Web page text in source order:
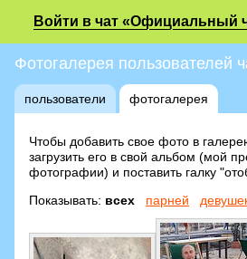
Войти в чат «Официальный
Фотогалерея пользователей
пользователи фотогалерея
Чтобы добавить свое фото в
загрузить его в свой альбом (мой
фотографии) и поставить галку
Показывать: всех парней